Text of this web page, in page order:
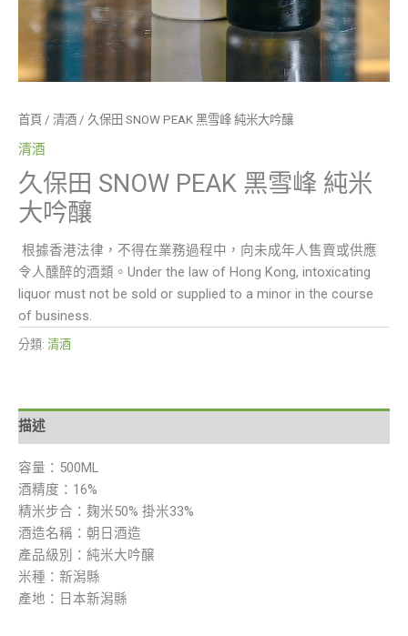
首頁 / 清酒 / 久保田 SNOW PEAK 黑雪峰 純米大吟釀
清酒
久保田 SNOW PEAK 黑雪峰 純米
大吟釀
根據香港法律，不得在業務過程中，向未成年人售賣或供應
令人醺醉的酒類。Under the law of Hong Kong, intoxicating
liquor must not be sold or supplied to a minor in the course
of business.
分類: 清酒
描述
容量：500ML
酒精度：16%
精米步合：麹米50% 掛米33%
酒造名稱：朝日酒造
產品級別：純米大吟醸
米種：新潟縣
產地：日本新潟縣